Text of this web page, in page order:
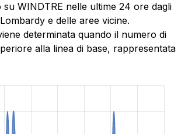
WINDTRE nelle ultime 24 ore dagli
e delle aree vicine.
determinata quando il numero di
alla linea di base, rappresentata